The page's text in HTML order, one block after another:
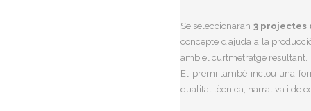
Se seleccionaran 3 projectes
concepte d’ajuda a la
amb el curtmetratge resultant.
El premi també inclou una
qualitat tècnica, narrativa i de